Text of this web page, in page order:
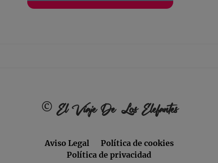
© El Viaje De Los Elefantes
Aviso Legal
Política de cookies
Política de privacidad